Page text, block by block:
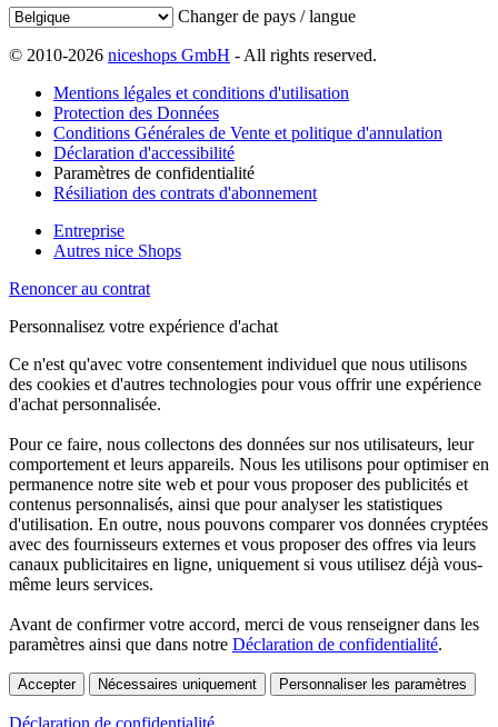
Changer de pays / langue
© 2010-2026 niceshops GmbH - All rights reserved.
Mentions légales et conditions d'utilisation
Protection des Données
Conditions Générales de Vente et politique d'annulation
Déclaration d'accessibilité
Paramètres de confidentialité
Résiliation des contrats d'abonnement
Entreprise
Autres nice Shops
Renoncer au contrat
Personnalisez votre expérience d'achat
Ce n'est qu'avec votre consentement individuel que nous utilisons
des cookies et d'autres technologies pour vous offrir une expérience
d'achat personnalisée.
Pour ce faire, nous collectons des données sur nos utilisateurs, leur
comportement et leurs appareils. Nous les utilisons pour optimiser en
permanence notre site web et pour vous proposer des publicités et
contenus personnalisés, ainsi que pour analyser les statistiques
d'utilisation. En outre, nous pouvons comparer vos données cryptées
avec des fournisseurs externes et vous proposer des offres via leurs
canaux publicitaires en ligne, uniquement si vous utilisez déjà vous-
même leurs services.
Avant de confirmer votre accord, merci de vous renseigner dans les
paramètres ainsi que dans notre Déclaration de confidentialité.
Accepter Nécessaires uniquement Personnaliser les paramètres
Déclaration de confidentialité